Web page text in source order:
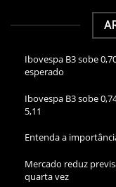
Ibovespa B3 sobe
esperado
Ibovespa B3 sobe
5,11
Entenda a
Mercado reduz
quarta vez